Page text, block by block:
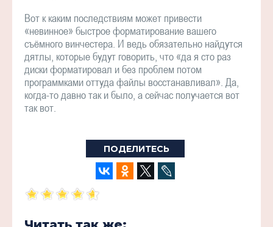
Вот к каким последствиям может привести
«невинное» быстрое форматирование вашего
съёмного винчестера. И ведь обязательно найдутся
дятлы, которые будут говорить, что «да я сто раз
диски форматировал и без проблем потом
программками оттуда файлы восстанавливал». Да,
когда-то давно так и было, а сейчас получается вот
так вот.
ПОДЕЛИТЕСЬ